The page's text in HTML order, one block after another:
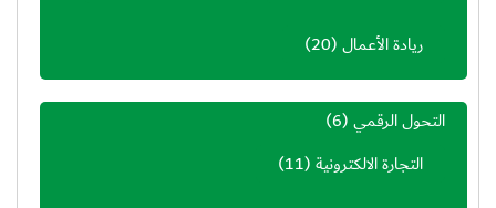
ريادة الأعمال(20)
التحول الرقمي(6)
التجارة الالكترونية(11)